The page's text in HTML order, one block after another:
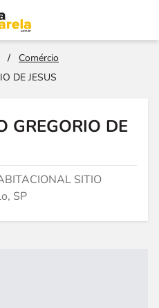
/
Comércio
DE JESUS
GREGORIO DE
SITIO
SP